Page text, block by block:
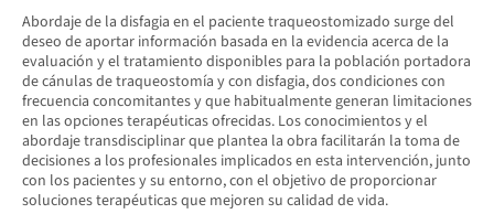
Abordaje de la disfagia en el paciente traqueostomizado surge del
deseo de aportar información basada en la evidencia acerca de la
evaluación y el tratamiento disponibles para la población portadora
de cánulas de traqueostomía y con disfagia, dos condiciones con
frecuencia concomitantes y que habitualmente generan limitaciones
en las opciones terapéuticas ofrecidas. Los conocimientos y el
abordaje transdisciplinar que plantea la obra facilitarán la toma de
decisiones a los profesionales implicados en esta intervención, junto
con los pacientes y su entorno, con el objetivo de proporcionar
soluciones terapéuticas que mejoren su calidad de vida.